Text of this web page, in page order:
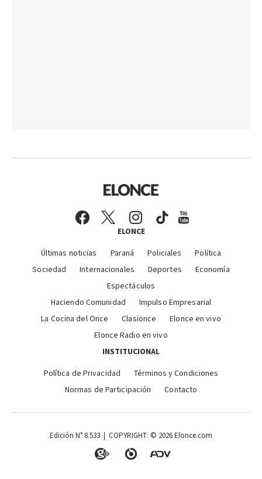
ELONCE
Últimas noticias Paraná Policiales
Política
Sociedad
Internacionales Deportes
Economía
Espectáculos
Haciendo Comunidad
Impulso Empresarial
La Cocina del Once
Clasionce
Elonce en vivo
Elonce Radio en vivo
INSTITUCIONAL
Política de Privacidad
Términos y Condiciones
Normas de Participación
Contacto
Edición N° 8.533 | COPYRIGHT: © 2026 Elonce.com